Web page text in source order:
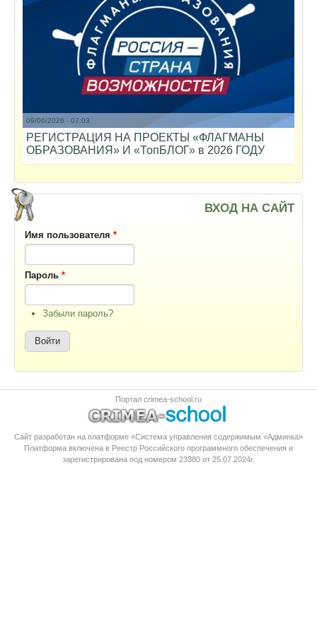
09/06/2026 - 07:03
РЕГИСТРАЦИЯ НА ПРОЕКТЫ «ФЛАГМАНЫ
ОБРАЗОВАНИЯ» И «ТопБЛОГ» в 2026 ГОДУ
ВХОД НА САЙТ
Имя пользователя *
Пароль *
Забыли пароль?
Портал crimea-school.ru
Сайт разработан на платформе «Система управления содержимым «Админка»
Платформа включена в Реестр Российского программного обеспечения и
зарегистрирована под номером 23380 от 25.07.2024г.